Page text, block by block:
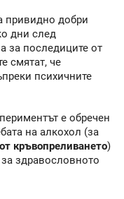
привидно добри
дни след
за последиците от
смятат, че
психичните
е обречен
на алкохол (за
кръвопреливането)
здравословното